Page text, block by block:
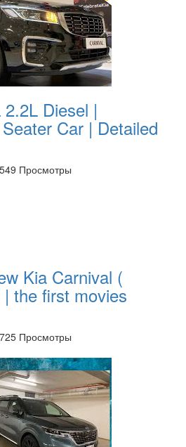
Diesel |
Car | Detailed
Просмотры
Kia Carnival (
the first movies
Просмотры